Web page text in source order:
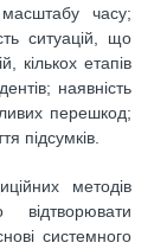
часу;
ситуацій, що
кількох етапів
наявність
перешкод;
підсумків.
методів
системного